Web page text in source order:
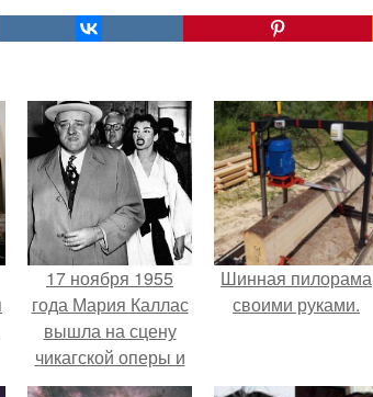
17 ноября 1955
года Мария Каллас
вышла на сцену
чикагской оперы и
сорвала овации.
Шинная пилорама
своими руками.